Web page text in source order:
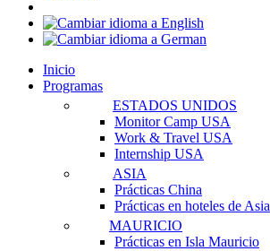
Inicio
Programas
ESTADOS UNIDOS
Monitor Camp USA
Work & Travel USA
Internship USA
ASIA
Prácticas China
Prácticas en hoteles de Asia
MAURICIO
Prácticas en Isla Mauricio